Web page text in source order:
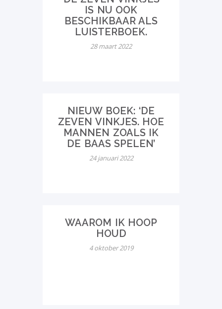
IS NU OOK
BESCHIKBAAR ALS
LUISTERBOEK.
28 maart 2022
NIEUW BOEK: ‘DE
ZEVEN VINKJES. HOE
MANNEN ZOALS IK
DE BAAS SPELEN’
24 januari 2022
WAAROM IK HOOP
HOUD
4 oktober 2019